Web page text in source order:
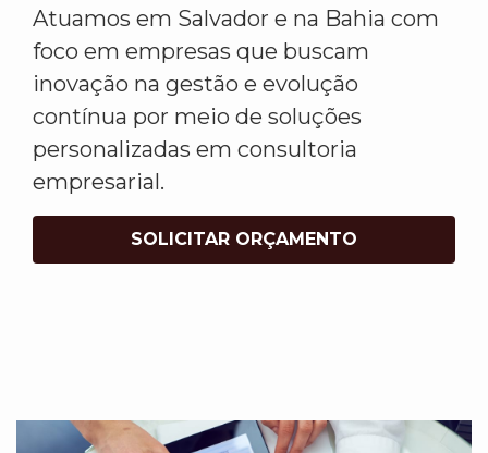
Atuamos em Salvador e na Bahia com
foco em empresas que buscam
inovação na gestão e evolução
contínua por meio de soluções
personalizadas em consultoria
empresarial.
SOLICITAR ORÇAMENTO